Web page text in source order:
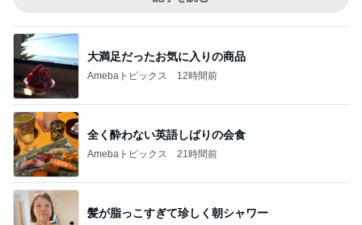
大満足だったお気に入りの商品
Amebaトピックス 12時間前
全く酔わない英語しばりの会食
Amebaトピックス 21時間前
髪が脂っこすぎて珍しく朝シャワー